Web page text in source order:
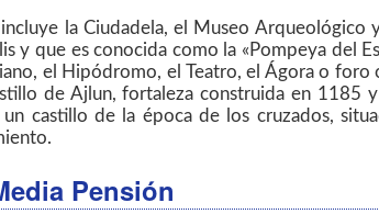
la Ciudadela, el Museo
y que es conocida como la «Pompeya del
el Hipódromo, el Teatro, el Ágora o
de Ajlun, fortaleza construida en 1185
castillo de la época de los cruzados,
Pensión